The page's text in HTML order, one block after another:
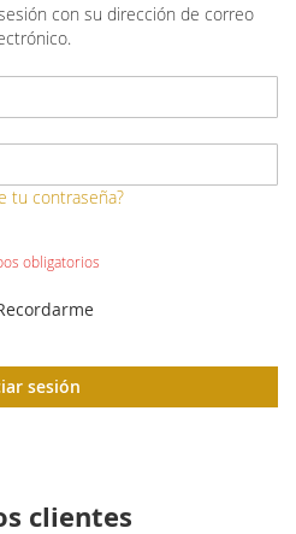
con su dirección de correo
tu contraseña?
sesión
clientes